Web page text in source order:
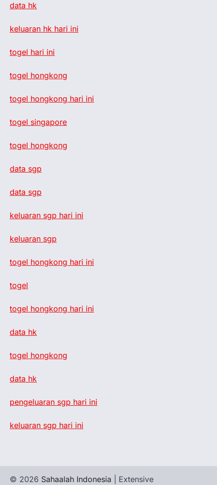
data hk
keluaran hk hari ini
togel hari ini
togel hongkong
togel hongkong hari ini
togel singapore
togel hongkong
data sgp
data sgp
keluaran sgp hari ini
keluaran sgp
togel hongkong hari ini
togel
togel hongkong hari ini
data hk
togel hongkong
data hk
pengeluaran sgp hari ini
keluaran sgp hari ini
© 2026 Sahaalah Indonesia | Extensive